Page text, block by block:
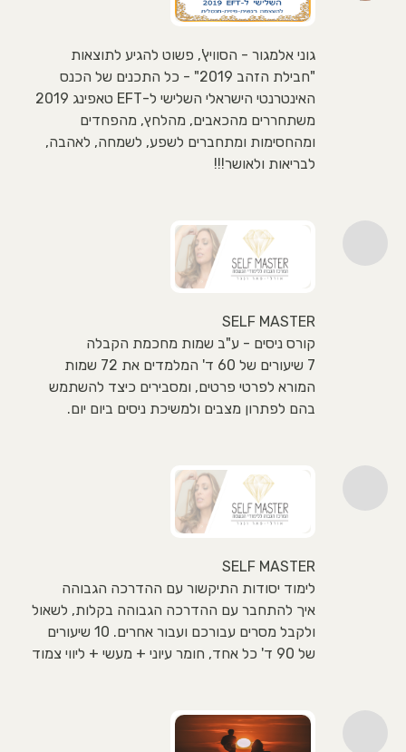
גוני אלמגור - הסוויץ', פשוט להגיע לתוצאות
"חבילת הזהב 2019" - כל התכנים של הכנס
האינטרנטי הישראלי השלישי ל-EFT טאפינג 2019
משתחררים מהכאבים, מהלחץ, מהפחדים
ומהחסימות ומתחברים לשפע, לשמחה, לאהבה,
לבריאות ולאושר!!!
SELF MASTER
קורס ניסים - ע"ב שמות מחכמת הקבלה
7 שיעורים של 60 ד' המלמדים את 72 שמות
המורא לפרטי פרטים, ומסבירים כיצד להשתמש
בהם לפתרון מצבים ולמשיכת ניסים ביום יום.
SELF MASTER
לימוד יסודות התיקשור עם ההדרכה הגבוהה
איך להתחבר עם ההדרכה הגבוהה בקלות, לשאול
ולקבל מסרים עבורכם ועבור אחרים. 10 שיעורים
של 90 ד' כל אחד, חומר עיוני + מעשי + ליווי צמוד